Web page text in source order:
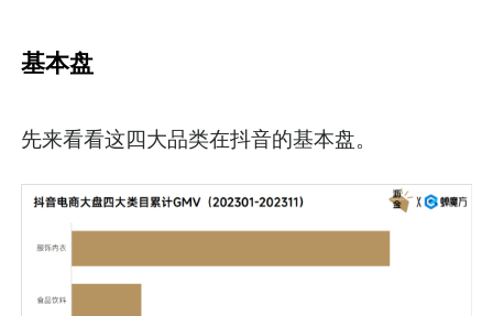
基本盘
先来看看这四大品类在抖音的基本盘。